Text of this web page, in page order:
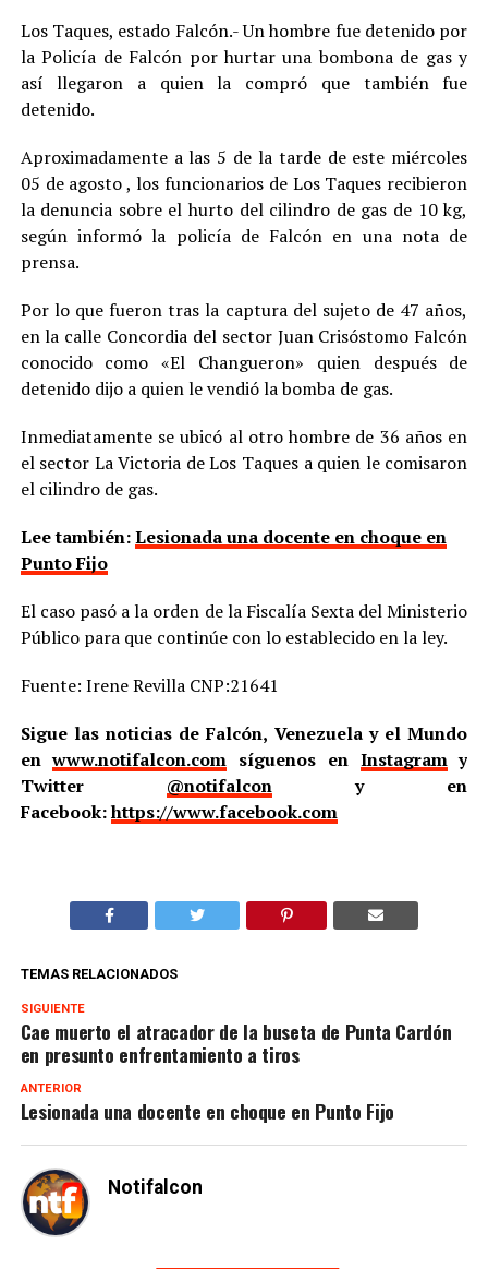
Los Taques, estado Falcón.- Un hombre fue detenido por
la Policía de Falcón por hurtar una bombona de gas y
así llegaron a quien la compró que también fue
detenido.
Aproximadamente a las 5 de la tarde de este miércoles
05 de agosto , los funcionarios de Los Taques recibieron
la denuncia sobre el hurto del cilindro de gas de 10 kg,
según informó la policía de Falcón en una nota de
prensa.
Por lo que fueron tras la captura del sujeto de 47 años,
en la calle Concordia del sector Juan Crisóstomo Falcón
conocido como «El Changueron» quien después de
detenido dijo a quien le vendió la bomba de gas.
Inmediatamente se ubicó al otro hombre de 36 años en
el sector La Victoria de Los Taques a quien le comisaron
el cilindro de gas.
Lee también:Lesionada una docente en choque en
Punto Fijo
El caso pasó a la orden de la Fiscalía Sexta del Ministerio
Público para que continúe con lo establecido en la ley.
Fuente: Irene Revilla CNP:21641
Sigue las noticias de Falcón, Venezuela y el Mundo
enwww.notifalcon.com síguenos en Instagramy
Twitter @notifalcony en
Facebook:https://www.facebook.com
TEMAS RELACIONADOS
SIGUIENTE
Cae muerto el atracador de la buseta de Punta Cardón
en presunto enfrentamiento a tiros
ANTERIOR
Lesionada una docente en choque en Punto Fijo
Notifalcon